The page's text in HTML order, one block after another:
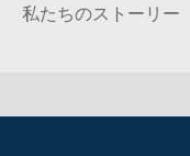
私たちのストーリー